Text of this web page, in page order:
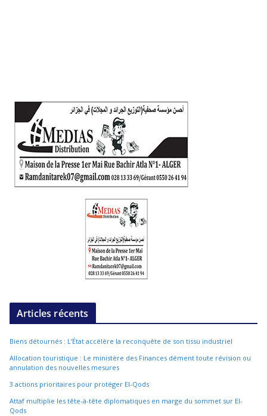
Articles récents
Biens détournés : L’État accélère la reconquête de son tissu industriel
Allocation touristique : Le ministère des Finances dément toute révision ou
annulation des nouvelles mesures
3 actions prioritaires pour protéger El-Qods
Attaf multiplie les tête-à-tête diplomatiques en marge du sommet sur El-
Qods